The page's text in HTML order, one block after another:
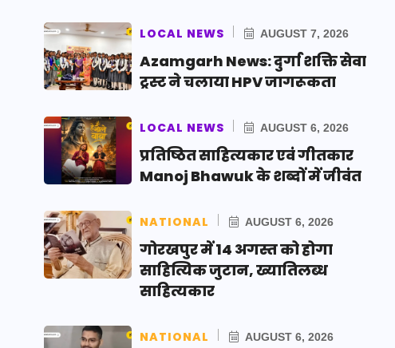
LOCAL NEWS AUGUST 7, 2026
Azamgarh News: दुर्गा शक्ति सेवा
ट्रस्ट ने चलाया HPV जागरूकता
LOCAL NEWS AUGUST 6, 2026
प्रतिष्ठित साहित्यकार एवं गीतकार
Manoj Bhawuk के शब्दों में जीवंत
NATIONAL AUGUST 6, 2026
गोरखपुर में 14 अगस्त को होगा
साहित्यिक जुटान, ख्यातिलब्ध
साहित्यकार
NATIONAL AUGUST 6, 2026